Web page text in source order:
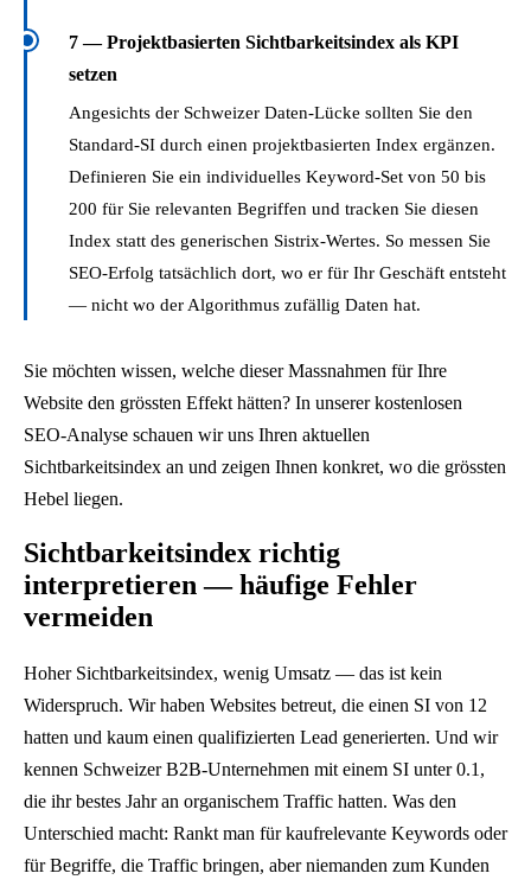
7 — Projektbasierten Sichtbarkeitsindex als KPI
setzen
Angesichts der Schweizer Daten-Lücke sollten Sie den
Standard-SI durch einen projektbasierten Index ergänzen.
Definieren Sie ein individuelles Keyword-Set von 50 bis
200 für Sie relevanten Begriffen und tracken Sie diesen
Index statt des generischen Sistrix-Wertes. So messen Sie
SEO-Erfolg tatsächlich dort, wo er für Ihr Geschäft entsteht
— nicht wo der Algorithmus zufällig Daten hat.
Sie möchten wissen, welche dieser Massnahmen für Ihre
Website den grössten Effekt hätten? In unserer kostenlosen
SEO-Analyse schauen wir uns Ihren aktuellen
Sichtbarkeitsindex an und zeigen Ihnen konkret, wo die grössten
Hebel liegen.
Sichtbarkeitsindex richtig
interpretieren — häufige Fehler
vermeiden
Hoher Sichtbarkeitsindex, wenig Umsatz — das ist kein
Widerspruch. Wir haben Websites betreut, die einen SI von 12
hatten und kaum einen qualifizierten Lead generierten. Und wir
kennen Schweizer B2B-Unternehmen mit einem SI unter 0.1,
die ihr bestes Jahr an organischem Traffic hatten. Was den
Unterschied macht: Rankt man für kaufrelevante Keywords oder
für Begriffe, die Traffic bringen, aber niemanden zum Kunden